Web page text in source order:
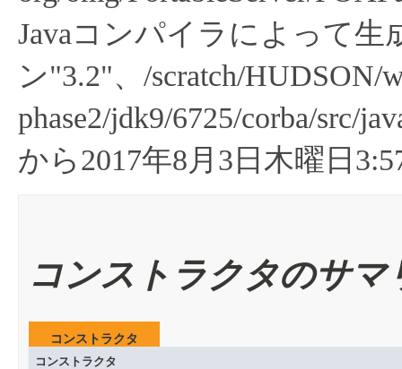
Javaコンパイラによって生
ン"3.2"、/scratch/HUDSON/
phase2/jdk9/6725/corba/src/
から2017年8月3日木曜日
コンストラクタのサマ
コンストラクタ
コンストラクタ